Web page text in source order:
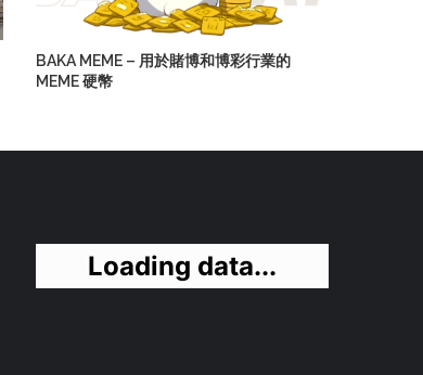
BAKA MEME – 用於賭博和博彩行業的
MEME 硬幣
Loading data...